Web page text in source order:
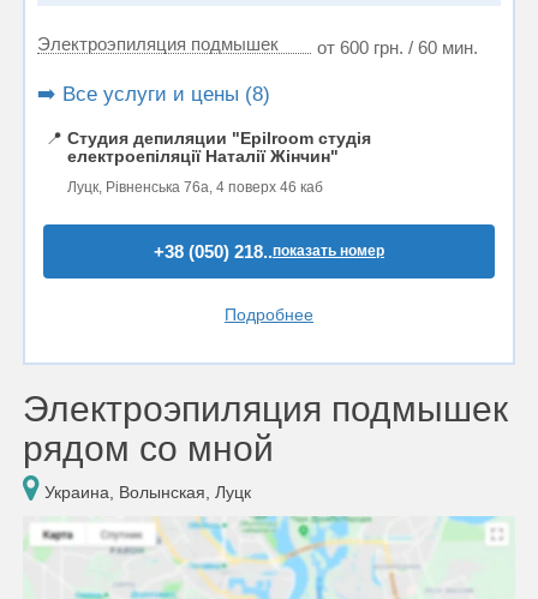
Электроэпиляция подмышек от 600 грн. / 60 мин.
➡️ Все услуги и цены (8)
📍 Студия депиляции "Epilroom студія
електроепіляції Наталії Жінчин"
Луцк, Рівненська 76а, 4 поверх 46 каб
+38 (050) 218..показать номер
Подробнее
Электроэпиляция подмышек
рядом со мной
Украина, Волынская, Луцк